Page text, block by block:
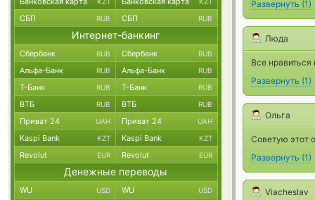
Развернуть (1)
Люда
Все
Развернуть (1)
Ольга
Советую этот
Развернуть (1)
Viacheslav
СБП RUB СБП RUB
Интернет-банкинг
Сбербанк RUB Сбербанк RUB
Альфа-Банк RUB Альфа-Банк RUB
Т-Банк RUB Т-Банк RUB
ВТБ RUB ВТБ RUB
Приват 24 UAH Приват 24 UAH
Kaspi Bank KZT Kaspi Bank KZT
Revolut EUR Revolut EUR
Денежные переводы
WU USD WU USD